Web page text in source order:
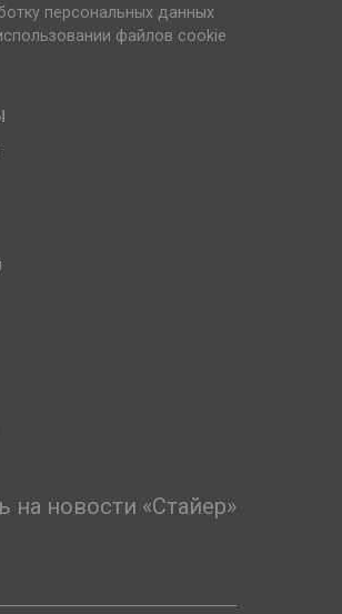
персональных данных
файлов cookie
на новости «Стайер»